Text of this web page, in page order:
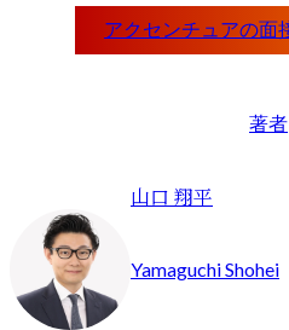
著者
山口 翔平
Yamaguchi Shohei